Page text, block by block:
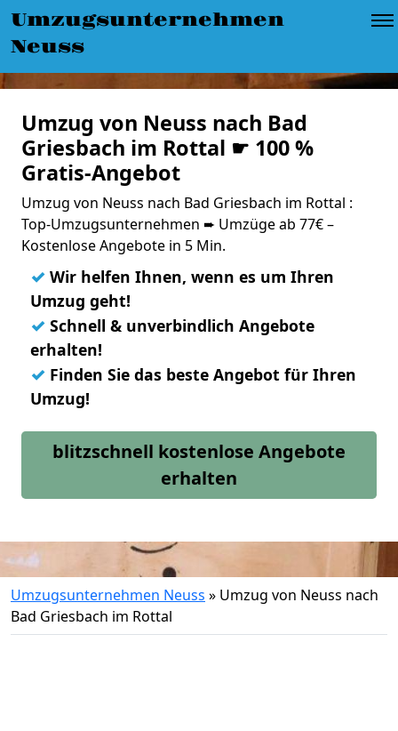
Umzugsunternehmen
Neuss
Umzug von Neuss nach Bad
Griesbach im Rottal ☛ 100 %
Gratis-Angebot
Umzug von Neuss nach Bad Griesbach im Rottal :
Top-Umzugsunternehmen ➨ Umzüge ab 77€ –
Kostenlose Angebote in 5 Min.
✓ Wir helfen Ihnen, wenn es um Ihren
Umzug geht!
✓ Schnell & unverbindlich Angebote
erhalten!
✓ Finden Sie das beste Angebot für Ihren
Umzug!
blitzschnell kostenlose Angebote
erhalten
Umzugsunternehmen Neuss » Umzug von Neuss nach
Bad Griesbach im Rottal